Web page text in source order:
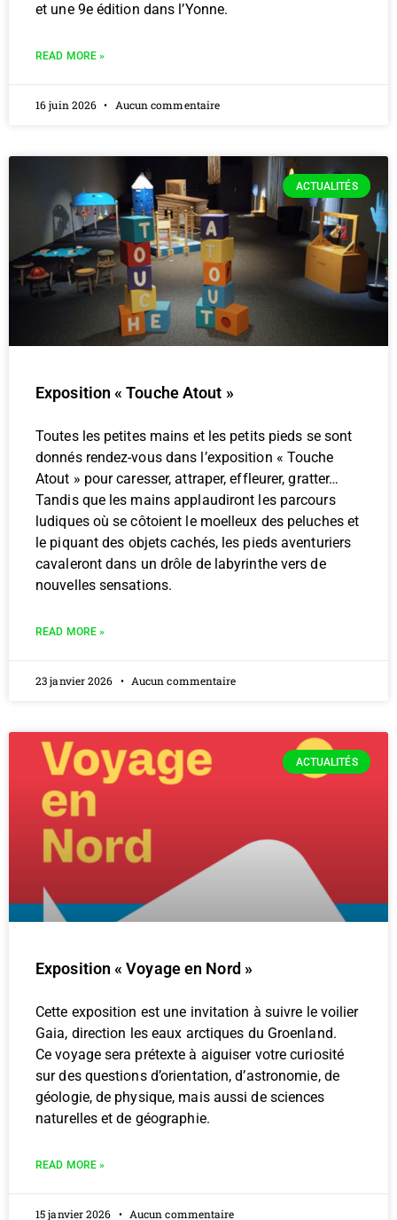
et une 9e édition dans l’Yonne.
READ MORE »
16 juin 2026 Aucun commentaire
ACTUALITÉS
Exposition « Touche Atout »
Toutes les petites mains et les petits pieds se sont
donnés rendez-vous dans l’exposition « Touche
Atout » pour caresser, attraper, effleurer, gratter…
Tandis que les mains applaudiront les parcours
ludiques où se côtoient le moelleux des peluches et
le piquant des objets cachés, les pieds aventuriers
cavaleront dans un drôle de labyrinthe vers de
nouvelles sensations.
READ MORE »
23 janvier 2026 Aucun commentaire
ACTUALITÉS
Exposition « Voyage en Nord »
Cette exposition est une invitation à suivre le voilier
Gaia, direction les eaux arctiques du Groenland.
Ce voyage sera prétexte à aiguiser votre curiosité
sur des questions d’orientation, d’astronomie, de
géologie, de physique, mais aussi de sciences
naturelles et de géographie.
READ MORE »
15 janvier 2026 Aucun commentaire